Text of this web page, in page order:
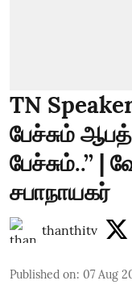
TN
பேச்சும்
பேச்சும்..’’
சபாநாயகர்
thanthitv
Published on: 07 Aug